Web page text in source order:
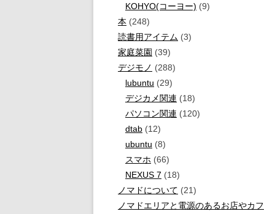
KOHYO(コーヨー) (9)
本 (248)
読書用アイテム (3)
家庭菜園 (39)
デジモノ (288)
lubuntu (29)
デジカメ関連 (18)
パソコン関連 (120)
dtab (12)
ubuntu (8)
スマホ (66)
NEXUS 7 (18)
ノマドについて (21)
ノマドエリアと電源のあるお店やカフ